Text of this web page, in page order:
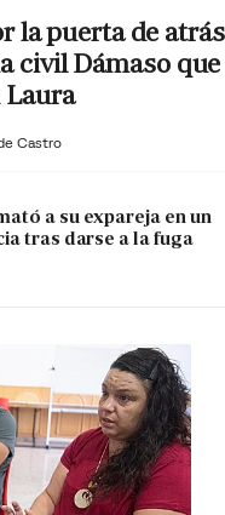
la puerta de
civil Dámaso que
Laura
Castro
a su expareja en un
tras darse a la fuga